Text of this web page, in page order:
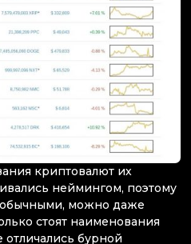
криптовалют их
неймингом, поэтому
обычными, можно даже
стоят наименования
бурной